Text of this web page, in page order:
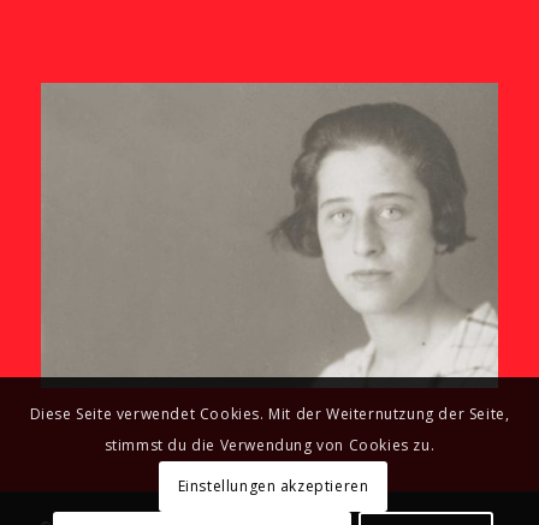
Diese Seite verwendet Cookies. Mit der Weiternutzung der Seite,
stimmst du die Verwendung von Cookies zu.
Einstellungen akzeptieren